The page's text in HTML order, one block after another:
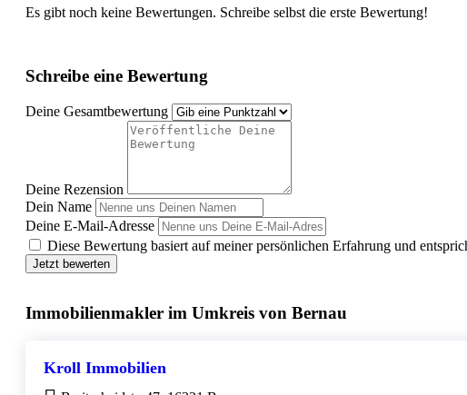
Es gibt noch keine Bewertungen. Schreibe selbst die erste Bewertung!
Schreibe eine Bewertung
Deine Gesamtbewertung
Deine Rezension
Dein Name
Deine E-Mail-Adresse
Diese Bewertung basiert auf meiner persönlichen Erfahrung und
Jetzt bewerten
Immobilienmakler im Umkreis von Bernau
Kroll Immobilien